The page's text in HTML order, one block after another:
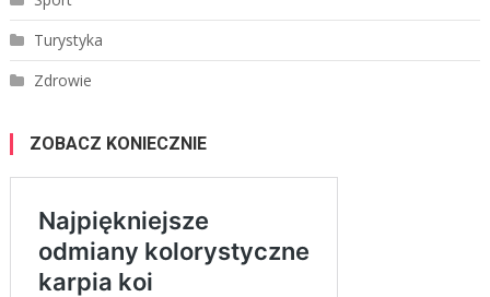
Turystyka
Zdrowie
ZOBACZ KONIECZNIE